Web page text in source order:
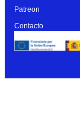
Patreon
Contacto